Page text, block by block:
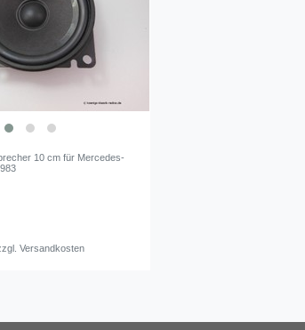
10 cm für Mercedes-
Versandkosten